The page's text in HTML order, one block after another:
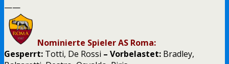
——
Nominierte Spieler AS Roma:
Gesperrt: Totti, De Rossi – Vorbelastet: Bradley,